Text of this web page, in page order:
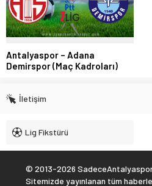
Antalyaspor – Adana
Demirspor (Maç Kadroları)
İletişim
Lig Fikstürü
© 2013-2026
Sitemizde yayınlanan tüm